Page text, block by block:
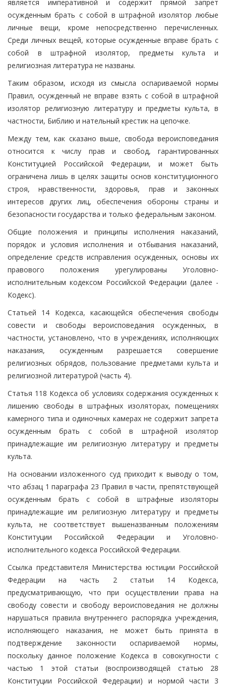
является императивной и содержит прямой запрет
осужденным брать с собой в штрафной изолятор любые
личные вещи, кроме непосредственно перечисленных.
Среди личных вещей, которые осужденные вправе брать с
собой в штрафной изолятор, предметы культа и
религиозная литература не названы.
Таким образом, исходя из смысла оспариваемой нормы
Правил, осужденный не вправе взять с собой в штрафной
изолятор религиозную литературу и предметы культа, в
частности, Библию и нательный крестик на цепочке.
Между тем, как сказано выше, свобода вероисповедания
относится к числу прав и свобод, гарантированных
Конституцией Российской Федерации, и может быть
ограничена лишь в целях защиты основ конституционного
строя, нравственности, здоровья, прав и законных
интересов других лиц, обеспечения обороны страны и
безопасности государства и только федеральным законом.
Общие положения и принципы исполнения наказаний,
порядок и условия исполнения и отбывания наказаний,
определение средств исправления осужденных, основы их
правового положения урегулированы Уголовно-
исполнительным кодексом Российской Федерации (далее -
Кодекс).
Статьей 14 Кодекса, касающейся обеспечения свободы
совести и свободы вероисповедания осужденных, в
частности, установлено, что в учреждениях, исполняющих
наказания, осужденным разрешается совершение
религиозных обрядов, пользование предметами культа и
религиозной литературой (часть 4).
Статья 118 Кодекса об условиях содержания осужденных к
лишению свободы в штрафных изоляторах, помещениях
камерного типа и одиночных камерах не содержит запрета
осужденным брать с собой в штрафной изолятор
принадлежащие им религиозную литературу и предметы
культа.
На основании изложенного суд приходит к выводу о том,
что абзац 1 параграфа 23 Правил в части, препятствующей
осужденным брать с собой в штрафные изоляторы
принадлежащие им религиозную литературу и предметы
культа, не соответствует вышеназванным положениям
Конституции Российской Федерации и Уголовно-
исполнительного кодекса Российской Федерации.
Ссылка представителя Министерства юстиции Российской
Федерации на часть 2 статьи 14 Кодекса,
предусматривающую, что при осуществлении права на
свободу совести и свободу вероисповедания не должны
нарушаться правила внутреннего распорядка учреждения,
исполняющего наказания, не может быть принята в
подтверждение законности оспариваемой нормы,
поскольку данное положение Кодекса в совокупности с
частью 1 этой статьи (воспроизводящей статью 28
Конституции Российской Федерации) и нормой части 3